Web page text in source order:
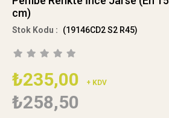
cm)
(19146CD2 S2 R45)
₺235,00 + KDV
₺258,50